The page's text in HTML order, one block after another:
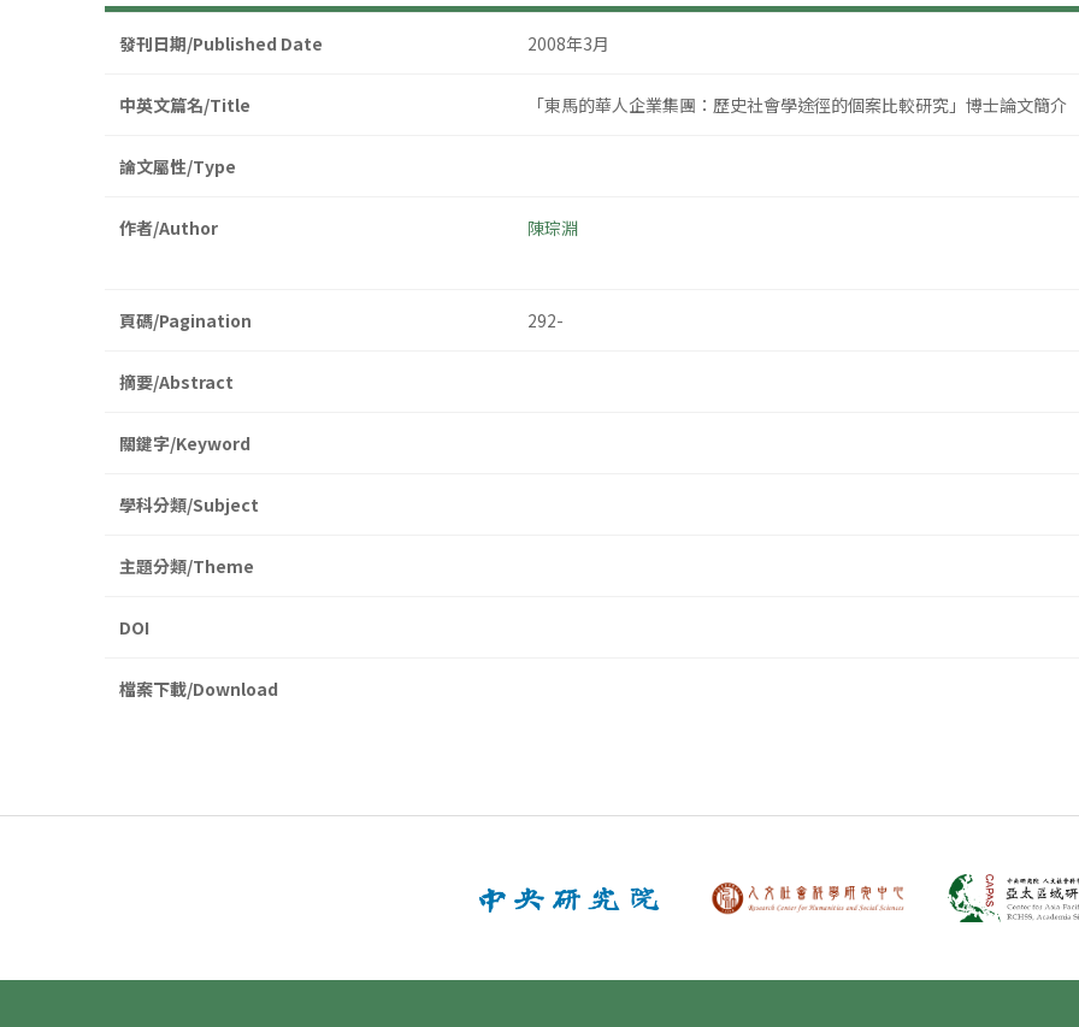
發刊日期/Published Date 2008年3月
中英文篇名/Title 「東馬的華人企業集團：歷史社會學途徑的個案比較研究」博士論文簡介
論文屬性/Type
作者/Author 陳琮淵
頁碼/Pagination 292-
摘要/Abstract
關鍵字/Keyword
學科分類/Subject
主題分類/Theme
DOI
檔案下載/Download